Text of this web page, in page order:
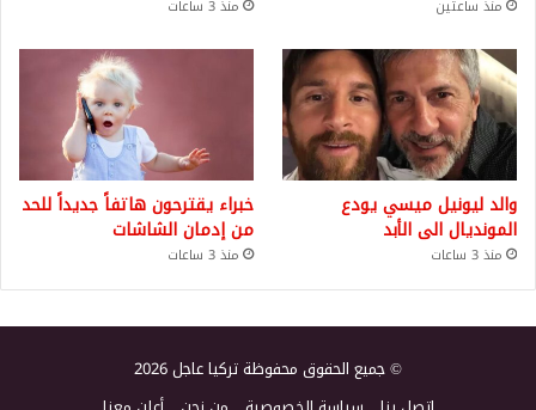
منذ ساعتين منذ 3 ساعات
والد ليونيل ميسي يودع
المونديال الى الأبد
منذ 3 ساعات
خبراء يقترحون هاتفاً جديداً للحد
من إدمان الشاشات
منذ 3 ساعات
© جميع الحقوق محفوظة تركيا عاجل 2026